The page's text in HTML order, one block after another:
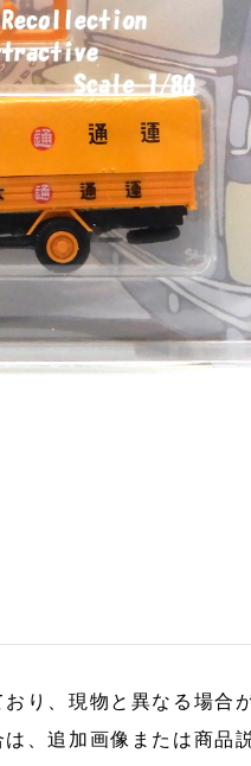
り、現物と異なる場合
、追加画像または商品